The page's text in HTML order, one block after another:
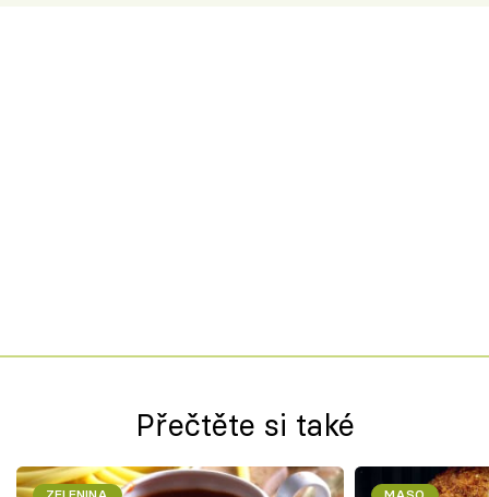
Přečtěte si také